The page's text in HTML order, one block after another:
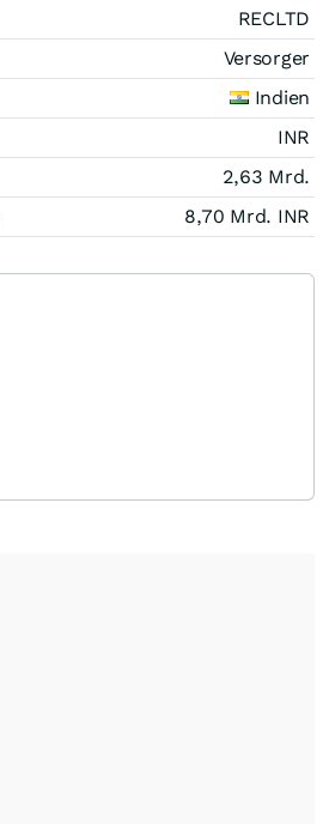
RECLTD
Versorger
Indien
INR
2,63 Mrd.
8,70 Mrd. INR